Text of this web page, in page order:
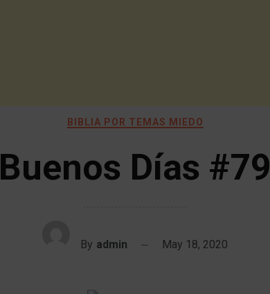
BIBLIA POR TEMAS MIEDO
Buenos Días #79
By admin May 18, 2020